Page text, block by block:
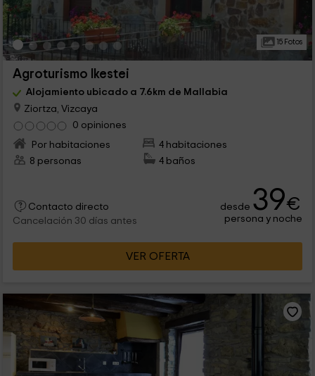
15 Fotos
Agroturismo Ikestei
Alojamiento ubicado a 7.6km de Mallabia
Ziortza, Vizcaya
0 opiniones
Por habitaciones
4 habitaciones
8 personas
4 baños
Contacto directo
Cancelación 30 días antes
desde 39€
persona y noche
VER OFERTA